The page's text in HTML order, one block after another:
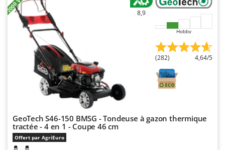
8,9
Hobby
(282) 4,64/5
GeoTech S46-150 BMSG - Tondeuse à gazon thermique
tractée - 4 en 1 - Coupe 46 cm
Offert par AgriEuro